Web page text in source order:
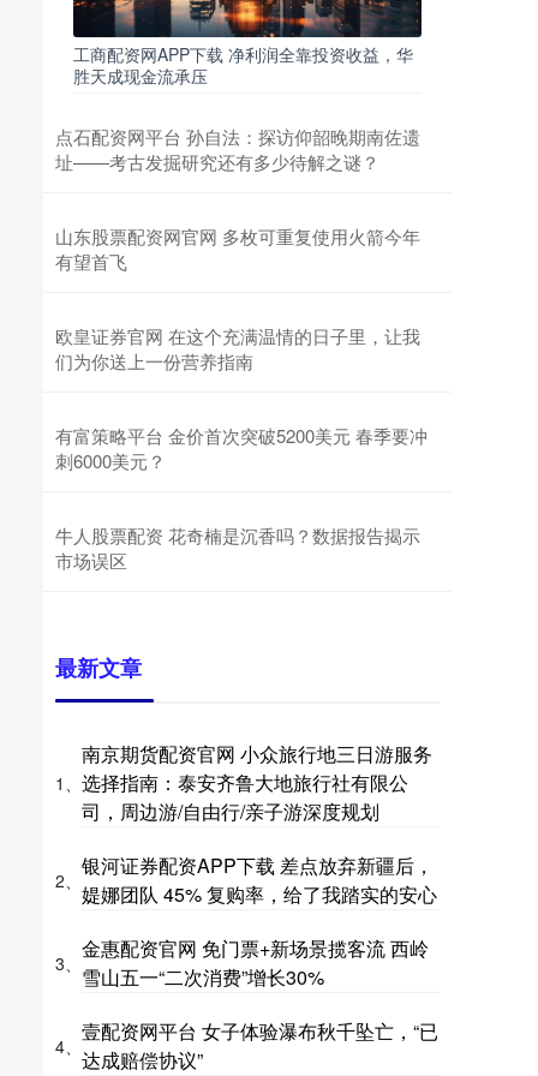
工商配资网APP下载 净利润全靠投资收益，华
胜天成现金流承压
点石配资网平台 孙自法：探访仰韶晚期南佐遗
址——考古发掘研究还有多少待解之谜？
山东股票配资网官网 多枚可重复使用火箭今年
有望首飞
欧皇证券官网 在这个充满温情的日子里，让我
们为你送上一份营养指南
有富策略平台 金价首次突破5200美元 春季要冲
刺6000美元？
牛人股票配资 花奇楠是沉香吗？数据报告揭示
市场误区
最新文章
1、
南京期货配资官网 小众旅行地三日游服务
选择指南：泰安齐鲁大地旅行社有限公
司，周边游/自由行/亲子游深度规划
2、
银河证券配资APP下载 差点放弃新疆后，
媞娜团队 45% 复购率，给了我踏实的安心
3、
金惠配资官网 免门票+新场景揽客流 西岭
雪山五一“二次消费”增长30%
4、
壹配资网平台 女子体验瀑布秋千坠亡，“已
达成赔偿协议”